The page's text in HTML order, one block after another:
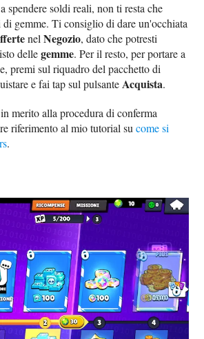
spendere soldi reali, non ti resta che
di gemme. Ti consiglio di dare un'occhiata
nelNegozio, dato che potresti
dellegemme. Per il resto, per portare a
premi sul riquadro del pacchetto di
e fai tap sul pulsanteAcquista.
merito alla procedura di conferma
riferimento al mio tutorial sucome si
.